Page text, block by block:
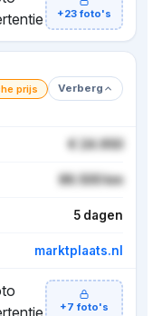
+23 foto's
prijs Verberg
€ 24.950
86.500 km
5 dagen
marktplaats.nl
+7 foto's